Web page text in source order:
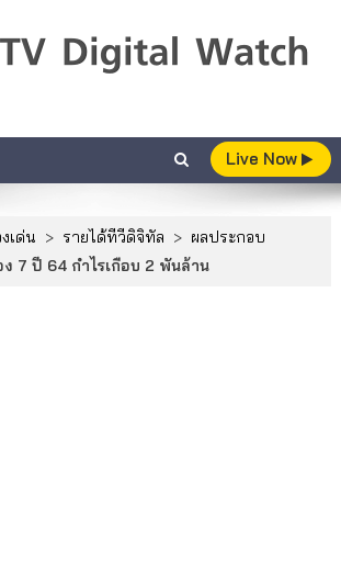
Live Now
เด่น > รายได้ทีวีดิจิทัล > ผลประกอบ
ง 7 ปี 64 กำไรเกือบ 2 พันล้าน